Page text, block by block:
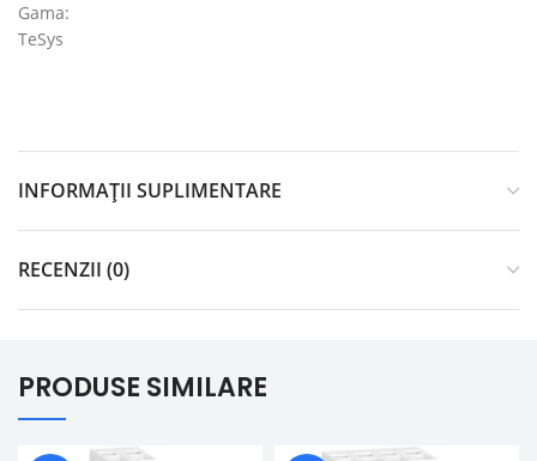
Gama:
TeSys
INFORMAȚII SUPLIMENTARE
RECENZII (0)
PRODUSE SIMILARE